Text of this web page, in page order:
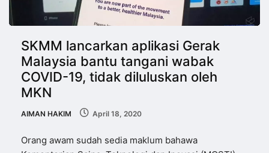
SKMM lancarkan aplikasi Gerak
Malaysia bantu tangani wabak
COVID-19, tidak diluluskan oleh
MKN
AIMAN HAKIM April 18, 2020
Orang awam sudah sedia maklum bahawa